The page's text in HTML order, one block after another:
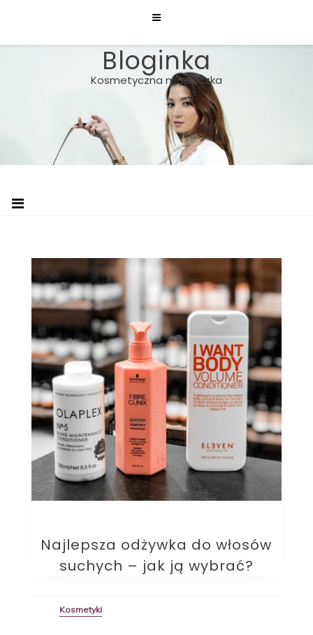
content
Bloginka
Kosmetyczna maniaczka
Najlepsza odżywka do włosów
suchych – jak ją wybrać?
Kosmetyki